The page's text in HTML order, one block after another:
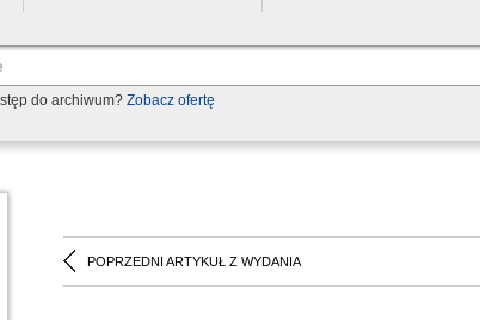
do archiwum? Zobacz ofertę
POPRZEDNI ARTYKUŁ Z WYDANIA